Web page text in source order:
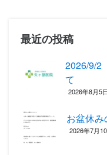
最近の投稿
2026/9/2
て
2026年8月5日
お盆休
2026年7月